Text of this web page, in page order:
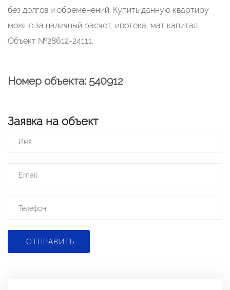
без долгов и обременений. Купить данную квартиру
можно за наличный расчет, ипотека, мат капитал.
Объект №28612-24111.
Номер объекта: 540912
Заявка на объект
ОТПРАВИТЬ